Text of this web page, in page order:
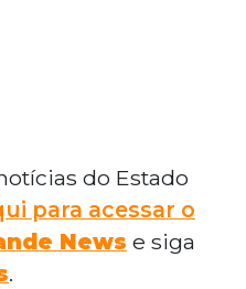
do Estado
para acessar o
News e siga
.